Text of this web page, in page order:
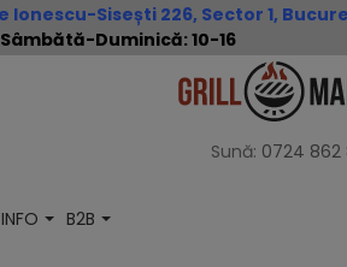
Ionescu-Sisești 226, Sector 1,
Duminică: 10-16
Sună: 0724 862
INFO
B2B